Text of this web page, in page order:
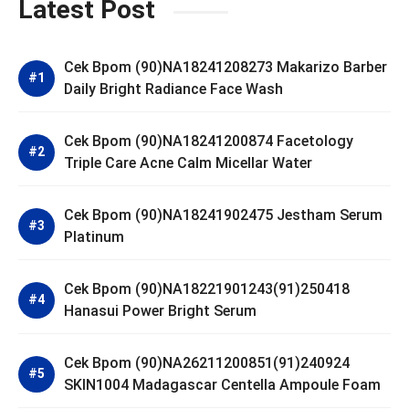
Latest Post
Cek Bpom (90)NA18241208273 Makarizo Barber
Daily Bright Radiance Face Wash
Cek Bpom (90)NA18241200874 Facetology
Triple Care Acne Calm Micellar Water
Cek Bpom (90)NA18241902475 Jestham Serum
Platinum
Cek Bpom (90)NA18221901243(91)250418
Hanasui Power Bright Serum
Cek Bpom (90)NA26211200851(91)240924
SKIN1004 Madagascar Centella Ampoule Foam